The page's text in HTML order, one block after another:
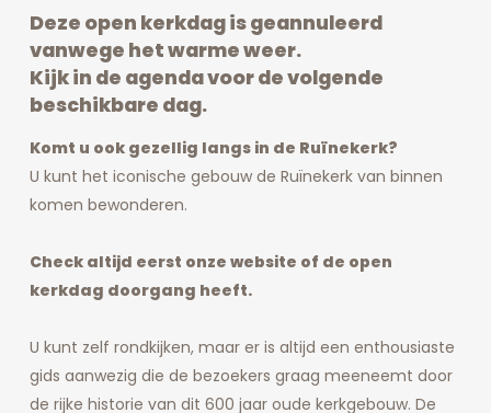
Deze open kerkdag is geannuleerd
vanwege het warme weer.
Kijk in de agenda voor de volgende
beschikbare dag.
Komt u ook gezellig langs in de Ruïnekerk?
U kunt het iconische gebouw de Ruïnekerk van binnen
komen bewonderen.
Check altijd eerst onze website of de open
kerkdag doorgang heeft.
U kunt zelf rondkijken, maar er is altijd een enthousiaste
gids aanwezig die de bezoekers graag meeneemt door
de rijke historie van dit 600 jaar oude kerkgebouw. De